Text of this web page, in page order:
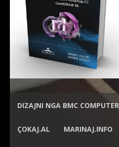
DIZAJNI NGA BMC COMPUTER
ÇOKAJ.AL MARINAJ.INFO